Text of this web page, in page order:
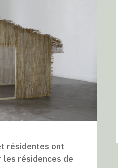
résidentes ont
les résidences de